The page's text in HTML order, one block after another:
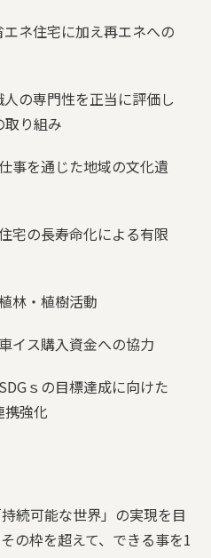
ネ住宅に加え再エネへの
の専門性を正当に評価し
取り組み
を通じた地域の文化遺
の長寿命化による有限
林・植樹活動
イス購入資金への協力
ｓの目標達成に向けた
携強化
続可能な世界」の実現を目
の枠を超えて、できる事を1